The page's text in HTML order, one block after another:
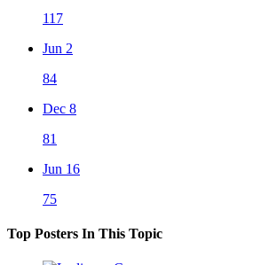
117
Jun 2
84
Dec 8
81
Jun 16
75
Top Posters In This Topic